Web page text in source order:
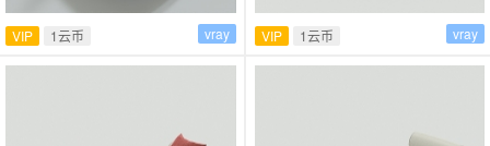
VIP 1云币 vray VIP 1云币 vray